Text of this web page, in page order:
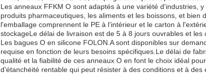
Les anneaux FFKM O sont adaptés à une variété d'industries,
produits pharmaceutiques, les aliments et les boissons, et
l'emballage comprennent le PE à l'intérieur et le carton à
stockageLe délai de livraison est de 5 à 8 jours ouvrables et les
Les bagues O en silicone FOLON.A sont disponibles sur
requise en fonction de leurs besoins spécifiques.Le délai de
qualité et la fiabilité de ces anneaux O en font le choix idéal
d'étanchéité rentable qui peut résister à des conditions et à des